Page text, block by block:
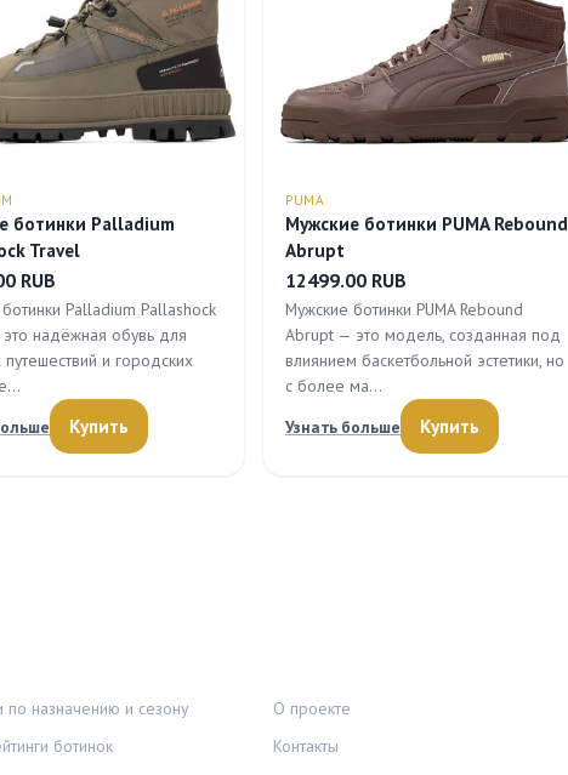
ботинки Palladium
Travel
RUB
Palladium Pallashock
надёжная обувь для
путешествий и городских
Купить
PUMA
Мужские ботинки PUMA Rebound
Abrupt
12499.00 RUB
Мужские ботинки PUMA Rebound
Abrupt — это модель, созданная под
влиянием баскетбольной эстетики, но
с более ма…
Узнать больше
Купить
назначению и сезону
ботинок
О проекте
Контакты